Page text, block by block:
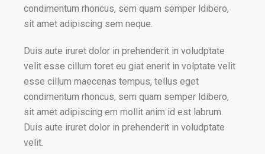
condimentum rhoncus, sem quam semper ldibero,
sit amet adipiscing sem neque.
Duis aute iruret dolor in prehenderit in voludptate
velit esse cillum toret eu giat enerit in volptate velit
esse cillum maecenas tempus, tellus eget
condimentum rhoncus, sem quam semper ldibero,
sit amet adipiscing em mollit anim id est labrum.
Duis aute iruret dolor in prehenderit in voludptate
velit.